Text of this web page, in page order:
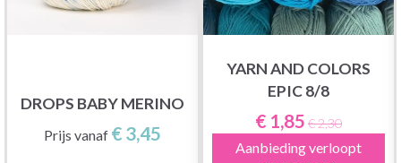
DROPS BABY MERINO
Prijs vanaf € 3,45
YARN AND COLORS
EPIC 8/8
€ 1,85 € 2,30
Aanbieding verloopt